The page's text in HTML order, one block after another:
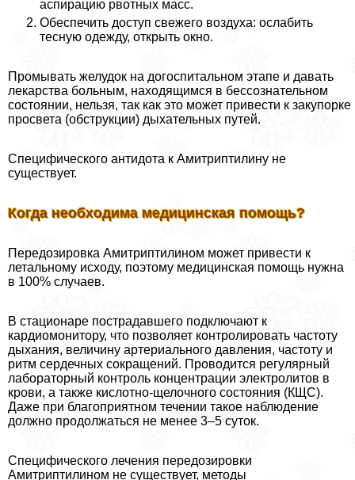
аспирацию рвотных масс.
Обеспечить доступ свежего воздуха: ослабить
тесную одежду, открыть окно.
Промывать желудок на догоспитальном этапе и давать
лекарства больным, находящимся в бессознательном
состоянии, нельзя, так как это может привести к закупорке
просвета (обструкции) дыхательных путей.
Специфического антидота к Амитриптилину не
существует.
Когда необходима медицинская помощь?
Передозировка Амитриптилином может привести к
летальному исходу, поэтому медицинская помощь нужна
в 100% случаев.
В стационаре пострадавшего подключают к
кардиомонитору, что позволяет контролировать частоту
дыхания, величину артериального давления, частоту и
ритм сердечных сокращений. Проводится регулярный
лабораторный контроль концентрации электролитов в
крови, а также кислотно-щелочного состояния (КЩС).
Даже при благоприятном течении такое наблюдение
должно продолжаться не менее 3–5 суток.
Специфического лечения передозировки
Амитриптилином не существует, методы